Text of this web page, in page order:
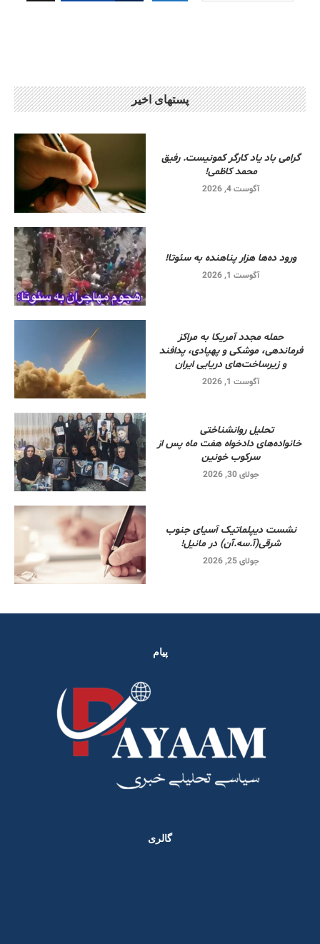
پستهای اخیر
گرامی باد یاد کارگر کمونیست. رفیق
محمد کاظمی!
آگوست 4, 2026
ورود ده‌ها هزار پناهنده به سئوتا!
آگوست 1, 2026
حمله مجدد آمریکا به مراکز
فرماندهی، موشکی و پهپادی، پدافند
و زیرساخت‌های دریایی ایران
آگوست 1, 2026
تحلیل روانشناختی
خانواده‌های دادخواه هفت ماه پس از
سرکوب خونین
جولای 30, 2026
نشست دیپلماتیک آسیای جنوب
شرقی‌(آ.سه.آن) در مانیل!
جولای 25, 2026
پیام
گالری